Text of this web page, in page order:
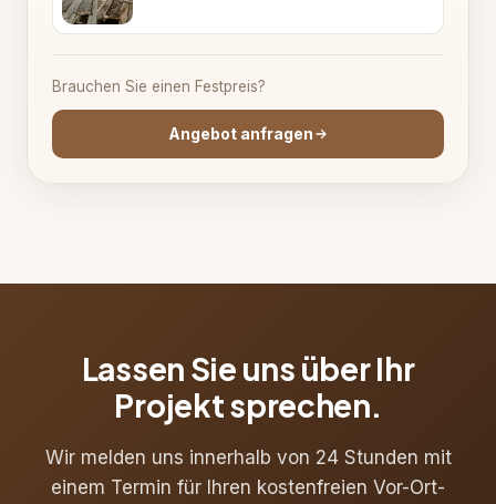
Brauchen Sie einen Festpreis?
Angebot anfragen
Lassen Sie uns über Ihr
Projekt sprechen.
Wir melden uns innerhalb von 24 Stunden mit
einem Termin für Ihren kostenfreien Vor-Ort-